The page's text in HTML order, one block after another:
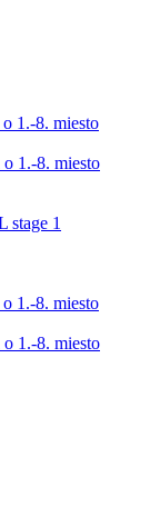
1.-8. miesto
1.-8. miesto
stage 1
1.-8. miesto
1.-8. miesto